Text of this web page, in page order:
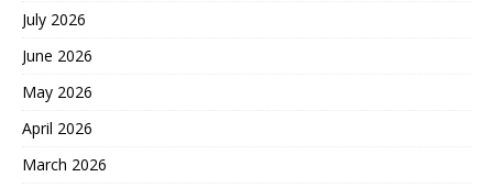
July 2026
June 2026
May 2026
April 2026
March 2026